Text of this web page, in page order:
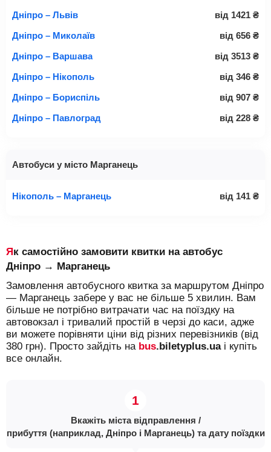
Дніпро – Львів
від 1421 ₴
Дніпро – Миколаїв
від 656 ₴
Дніпро – Варшава
від 3513 ₴
Дніпро – Нікополь
від 346 ₴
Дніпро – Бориспіль
від 907 ₴
Дніпро – Павлоград
від 228 ₴
Автобуси у місто Марганець
Нікополь – Марганець від 141 ₴
Як самостійно замовити квитки на автобус
Дніпро → Марганець
Замовлення автобусного квитка за маршрутом Дніпро
— Марганець забере у вас не більше 5 хвилин. Вам
більше не потрібно витрачати час на поїздку на
автовокзал і тривалий простій в черзі до каси, адже
ви можете порівняти ціни від різних перевізників (від
380 грн). Просто зайдіть на bus.biletyplus.uaі купіть
все онлайн.
Вкажіть міста відправлення /
прибуття (наприклад, Дніпро і Марганець) та дату поїздки